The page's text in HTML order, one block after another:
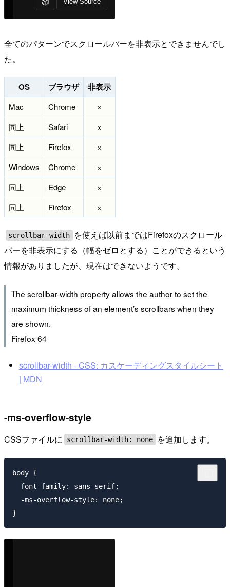
全てのパターンでスクロールバーを非表示とできませんでし
た。
OS ブラウザ 非表示
Mac Chrome
×
同上
Safari
×
同上
Firefox
×
Windows
Chrome
×
同上
Edge
×
同上
Firefox ×
scrollbar-width
を使えば以前まではFirefoxのスクロール
バーを非表示にする（幅をゼロとする）ことができるという
情報がありましたが、現在はできないようです。
The scrollbar-width property allows the author to set the
maximum thickness of an element’s scrollbars when they
are shown.
Firefox 64
scrollbar-width - CSS: カスケーディングスタイルシート
| MDN
-ms-overflow-style
CSSファイルに scrollbar-width: none を追加します。
body {
  font-family: sans-serif;
  -ms-overflow-style: none;